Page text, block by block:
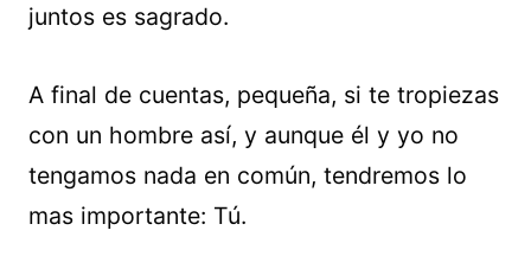
juntos es sagrado.
A final de cuentas, pequeña, si te tropiezas
con un hombre así, y aunque él y yo no
tengamos nada en común, tendremos lo
mas importante: Tú.